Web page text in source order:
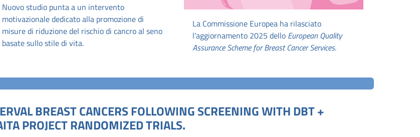
Nuovo studio punta a un intervento
motivazionale dedicato alla promozione di
misure di riduzione del rischio di cancro al seno
basate sullo stile di vita.
La Commissione Europea ha rilasciato
l’aggiornamento 2025 dello European Quality
Assurance Scheme for Breast Cancer Services.
BREAST CANCERS FOLLOWING SCREENING WITH DBT +
PROJECT RANDOMIZED TRIALS.